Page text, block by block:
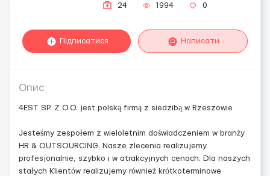
24 1994 0
Підписатися Написати
Опис
4EST SP. Z O.O. jest polską firmą z siedzibą w Rzeszowie
Jesteśmy zespołem z wieloletnim doświadczeniem w branży
HR & OUTSOURCING. Nasze zlecenia realizujemy
profesjonalnie, szybko i w atrakcyjnych cenach. Dla naszych
stałych Klientów realizujemy również krótkoterminowe